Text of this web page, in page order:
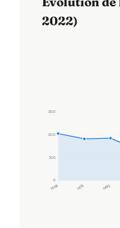
2022)
0
100
200
300
1968 1975 1982